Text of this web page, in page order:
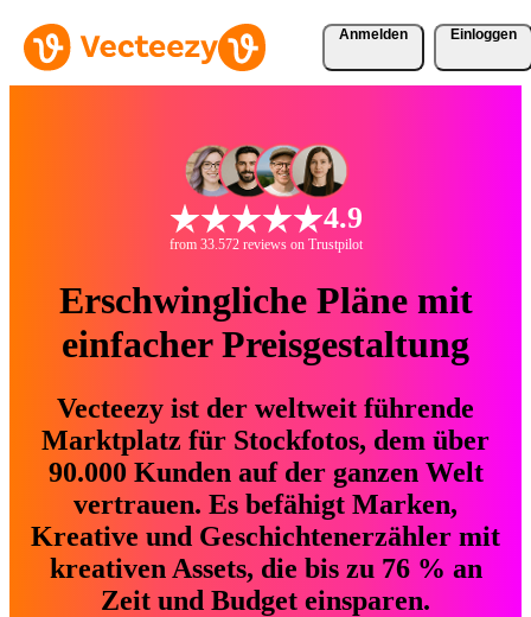
Anmelden Einloggen
4.9
from 33.572 reviews on Trustpilot
Erschwingliche Pläne mit
einfacher Preisgestaltung
Vecteezy ist der weltweit führende
Marktplatz für Stockfotos, dem über
90.000 Kunden auf der ganzen Welt
vertrauen. Es befähigt Marken,
Kreative und Geschichtenerzähler mit
kreativen Assets, die bis zu 76 % an
Zeit und Budget einsparen.